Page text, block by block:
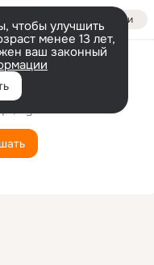
Войти
чтобы улучшить
менее 13 лет,
ваш законный
Dumlla